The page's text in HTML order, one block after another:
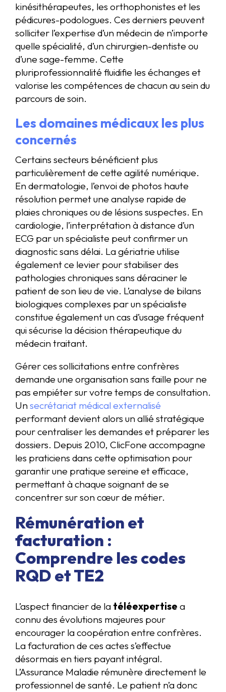
kinésithérapeutes, les orthophonistes et les
pédicures-podologues. Ces derniers peuvent
solliciter l’expertise d’un médecin de n’importe
quelle spécialité, d’un chirurgien-dentiste ou
d’une sage-femme. Cette
pluriprofessionnalité fluidifie les échanges et
valorise les compétences de chacun au sein du
parcours de soin.
Les domaines médicaux les plus
concernés
Certains secteurs bénéficient plus
particulièrement de cette agilité numérique.
En dermatologie, l’envoi de photos haute
résolution permet une analyse rapide de
plaies chroniques ou de lésions suspectes. En
cardiologie, l’interprétation à distance d’un
ECG par un spécialiste peut confirmer un
diagnostic sans délai. La gériatrie utilise
également ce levier pour stabiliser des
pathologies chroniques sans déraciner le
patient de son lieu de vie. L’analyse de bilans
biologiques complexes par un spécialiste
constitue également un cas d’usage fréquent
qui sécurise la décision thérapeutique du
médecin traitant.
Gérer ces sollicitations entre confrères
demande une organisation sans faille pour ne
pas empiéter sur votre temps de consultation.
Unsecrétariat médical externalisé
performant devient alors un allié stratégique
pour centraliser les demandes et préparer les
dossiers. Depuis 2010, ClicFone accompagne
les praticiens dans cette optimisation pour
garantir une pratique sereine et efficace,
permettant à chaque soignant de se
concentrer sur son cœur de métier.
Rémunération et
facturation :
Comprendre les codes
RQD et TE2
L’aspect financier de la téléexpertise a
connu des évolutions majeures pour
encourager la coopération entre confrères.
La facturation de ces actes s’effectue
désormais en tiers payant intégral.
L’Assurance Maladie rémunère directement le
professionnel de santé. Le patient n’a donc